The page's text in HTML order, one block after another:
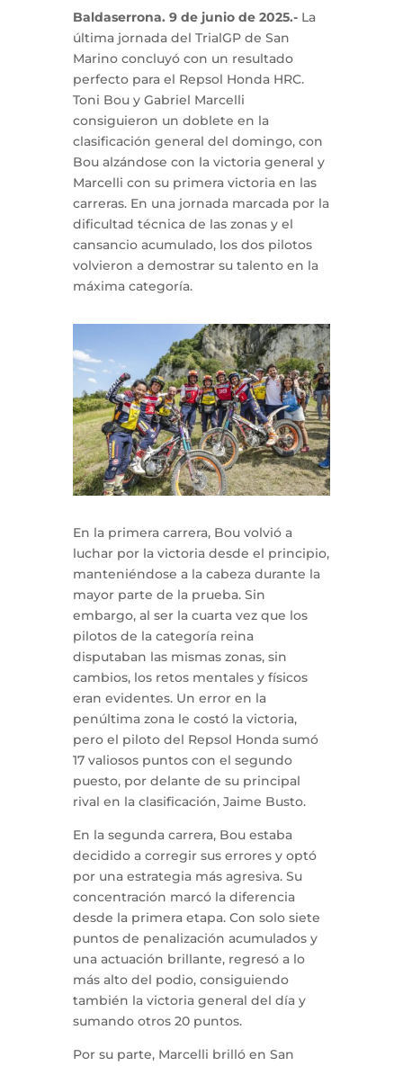
Baldaserrona. 9 de junio de 2025.-La
última jornada del TrialGP de San
Marino concluyó con un resultado
perfecto para el Repsol Honda HRC.
Toni Bou y Gabriel Marcelli
consiguieron un doblete en la
clasificación general del domingo, con
Bou alzándose con la victoria general y
Marcelli con su primera victoria en las
carreras. En una jornada marcada por la
dificultad técnica de las zonas y el
cansancio acumulado, los dos pilotos
volvieron a demostrar su talento en la
máxima categoría.
En la primera carrera, Bou volvió a
luchar por la victoria desde el principio,
manteniéndose a la cabeza durante la
mayor parte de la prueba. Sin
embargo, al ser la cuarta vez que los
pilotos de la categoría reina
disputaban las mismas zonas, sin
cambios, los retos mentales y físicos
eran evidentes. Un error en la
penúltima zona le costó la victoria,
pero el piloto del Repsol Honda sumó
17 valiosos puntos con el segundo
puesto, por delante de su principal
rival en la clasificación, Jaime Busto.
En la segunda carrera, Bou estaba
decidido a corregir sus errores y optó
por una estrategia más agresiva. Su
concentración marcó la diferencia
desde la primera etapa. Con solo siete
puntos de penalización acumulados y
una actuación brillante, regresó a lo
más alto del podio, consiguiendo
también la victoria general del día y
sumando otros 20 puntos.
Por su parte, Marcelli brilló en San